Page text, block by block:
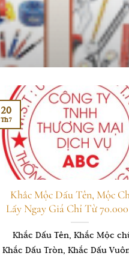
Khắc Mộc Dấu Tên, Mộc
Lấy Ngay Giá Chỉ Từ
Khắc Dấu Tên, Khắc Mộc
Khắc Dấu Tròn, Khắc Dấu
20
Th7